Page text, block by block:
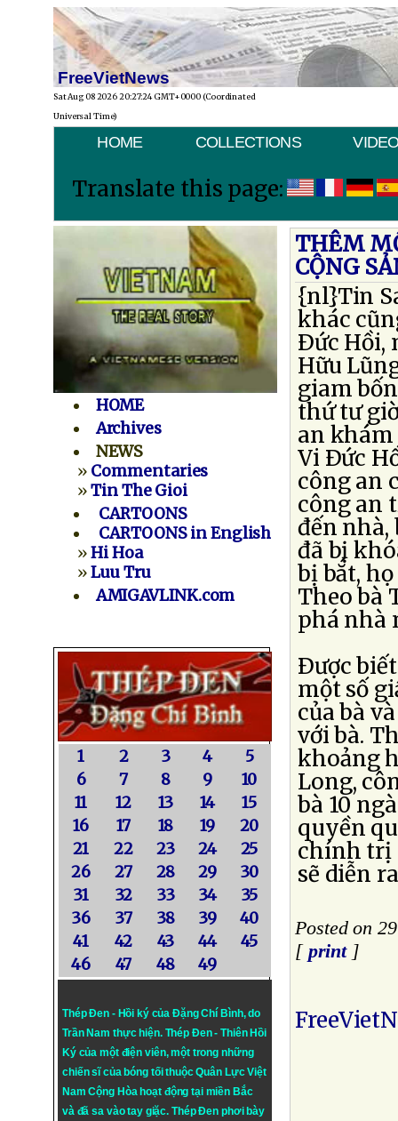
FreeVietNews
Sat Aug 08 2026 20:27:24 GMT+0000 (Coordinated
Universal Time)
HOME COLLECTIONS
Translate this page:
HOME
Archives
NEWS
» Commentaries
»Tin The Gioi
CARTOONS
CARTOONS in English
»Hi Hoa
»Luu Tru
AMIGAVLINK.com
1 2 3 4
5
6
7 8 9
10
11
12 13 14
15
16
17 18 19
20
21
22 23 24
25
26
27 28 29
30
31
32 33 34
35
36
37 38 39
40
41
42 43 44
45
46
47 48 49
Thép Đen - Hồi ký của Đặng Chí Bình, do
Trần Nam thực hiện. Thép Đen- Thiên Hồi
Ký của một điện viên, một trong những
chiến sĩ của bóng tối thuộc Quân Lực Việt
Nam Cộng Hòa hoạt động tại miền Bắc
và đã sa vào tay giặc. Thép Đen phơi bày
THÊM
CỘNG
{nl}Tin
khác
Ðức Hồi,
Hữu
giam
thứ tư
an khám
Vi Ðức
công an
công an
đến nhà,
đã bị
bị bắt,
Theo bà
phá nhà
Ðược
một số
của bà
với bà.
khoảng
Long,
bà 10
quyền
chính trị
sẽ diễn
Posted on
[ print]